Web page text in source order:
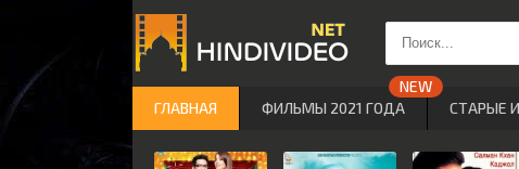
ГЛАВНАЯ ФИЛЬМЫ 2021 ГОДА СТАРЫЕ